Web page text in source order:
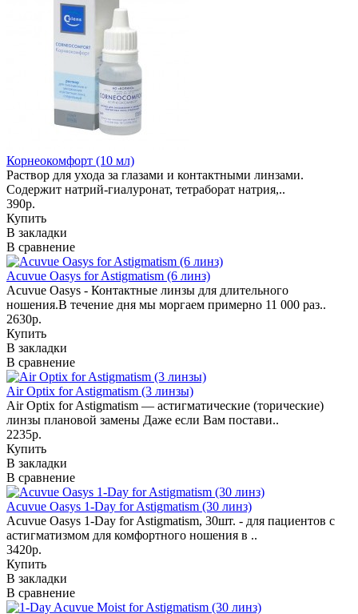
Корнеокомфорт (10 мл)
Раствор для ухода за глазами и контактными линзами.
Содержит натрий-гиалуронат, тетраборат натрия,..
390р.
Купить
В закладки
В сравнение
Acuvue Oasys for Astigmatism (6 линз)
Acuvue Oasys - Контактные линзы для длительного
ношения.В течение дня мы моргаем примерно 11 000 раз..
2630р.
Купить
В закладки
В сравнение
Air Optix for Astigmatism (3 линзы)
Air Optix for Astigmatism — астигматические (торические)
линзы плановой замены Даже если Вам постави..
2235р.
Купить
В закладки
В сравнение
Acuvue Oasys 1-Day for Astigmatism (30 линз)
Acuvue Oasys 1-Day for Astigmatism, 30шт. - для пациентов с
астигматизмом для комфортного ношения в ..
3420р.
Купить
В закладки
В сравнение